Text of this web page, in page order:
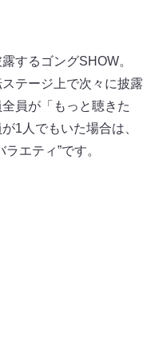
するゴングSHOW。
テージ上で次々に披露
員が「もっと聴きた
1人でもいた場合は、
エティ”です。